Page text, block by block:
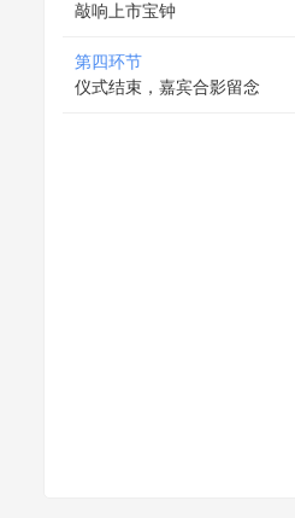
敲响上市宝钟
第四环节
仪式结束，嘉宾合影留念